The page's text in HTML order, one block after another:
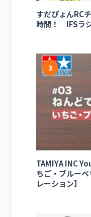
すだぴょんRC
時間！ IFSラ
3
TAMIYA INC
ちご・ブルー
レーション】